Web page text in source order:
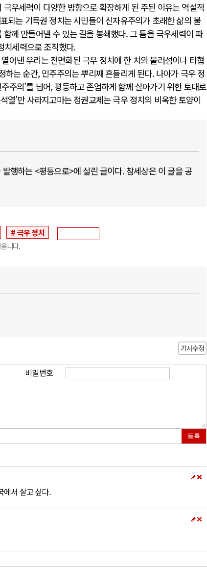
우세력이 다양한 방향으로 확장하게 된 주된 이유는 역설적
되는 기득권 정치는 시민들이 신자유주의가 초래한 삶의 불
께 만들어낼 수 있는 길을 봉쇄했다. 그 틈을 극우세력이 파
치세력으로 조직했다.
어낸 우리는 전면화된 극우 정치에 한 치의 물러섬이나 타협
는 순간, 민주주의는 뿌리째 흔들리게 된다. 나아가 극우 정
주의’를 넘어, 평등하고 존엄하게 함께 살아가기 위한 토대로
열’만 사라지고마는 정권교체는 극우 정치의 비옥한 토양이
행하는 <평등으로>에 실린 글이다. 참세상은 이 글을 공
극우 정치
니다.
기사수정
비밀번호
등록
에서 살고 싶다.